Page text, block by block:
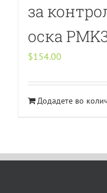
за
оска
$154.00
Додадете во